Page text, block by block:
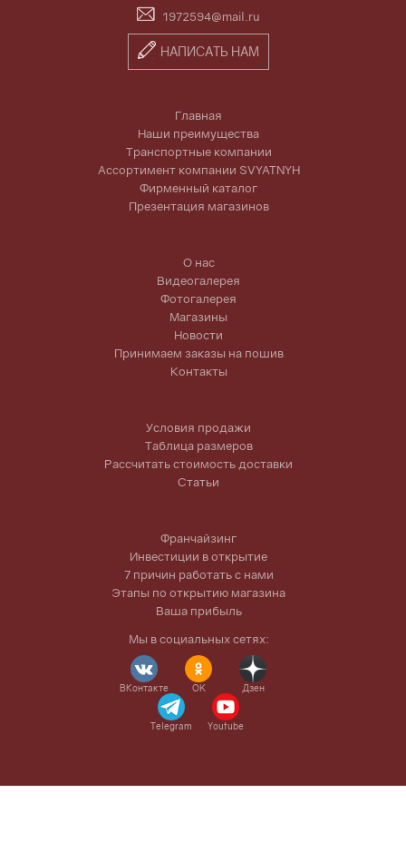
1972594@mail.ru
НАПИСАТЬ НАМ
Главная
Наши преимущества
Транспортные компании
Ассортимент компании SVYATNYH
Фирменный каталог
Презентация магазинов
О нас
Видеогалерея
Фотогалерея
Магазины
Новости
Принимаем заказы на пошив
Контакты
Условия продажи
Таблица размеров
Рассчитать стоимость доставки
Статьи
Франчайзинг
Инвестиции в открытие
7 причин работать с нами
Этапы по открытию магазина
Ваша прибыль
Мы в социальных сетях:
ВКонтакте OK Дзен
Telegram Youtube